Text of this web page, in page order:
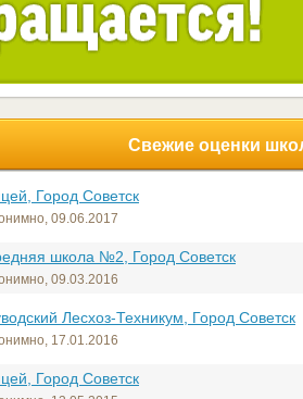
Свежие оценки
Город Советск
09.06.2017
школа №2, Город Советск
09.03.2016
Лесхоз-Техникум, Город Советск
17.01.2016
Город Советск